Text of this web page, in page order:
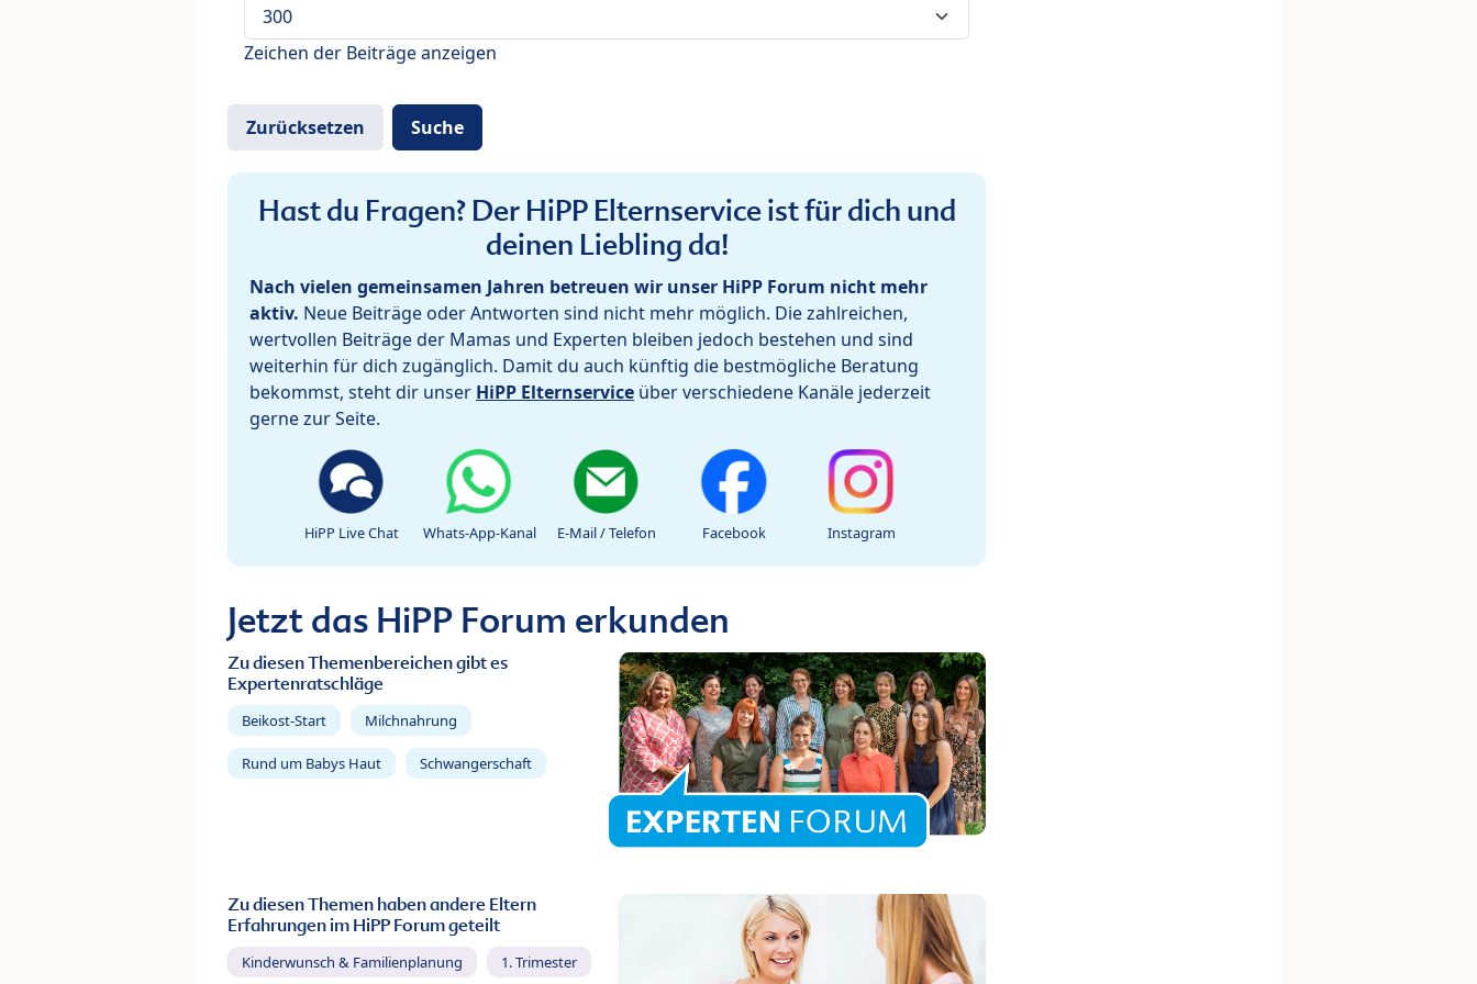
Zeichen der Beiträge anzeigen
Hast du Fragen? Der HiPP Elternservice ist für dich und
deinen Liebling da!
Nach vielen gemeinsamen Jahren betreuen wir unser HiPP Forum nicht mehr
aktiv. Neue Beiträge oder Antworten sind nicht mehr möglich. Die zahlreichen,
wertvollen Beiträge der Mamas und Experten bleiben jedoch bestehen und sind
weiterhin für dich zugänglich. Damit du auch künftig die bestmögliche Beratung
bekommst, steht dir unser HiPP Elternservice über verschiedene Kanäle jederzeit
gerne zur Seite.
HiPP Live Chat Whats-App-Kanal E-Mail / Telefon Facebook Instagram
Jetzt das HiPP Forum erkunden
Zu diesen Themenbereichen gibt es
Expertenratschläge
Beikost-Start Milchnahrung
Rund um Babys Haut Schwangerschaft
Zu diesen Themen haben andere Eltern
Erfahrungen im HiPP Forum geteilt
Kinderwunsch & Familienplanung 1. Trimester